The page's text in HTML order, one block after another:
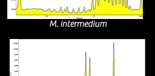
M. intermedium